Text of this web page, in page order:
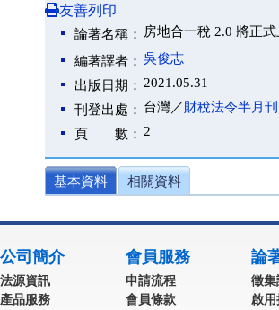
友善列印
論著名稱： 房地合一稅 2.0 將正式
編著譯者： 吳俊志
出版日期： 2021.05.31
刊登出處： 台灣／財稅法令半月刊
頁 數： 2
基本資料 相關資料
公司簡介
法源資訊
產品服務
會員服務
申請流程
會員條款
論
徵集
啟